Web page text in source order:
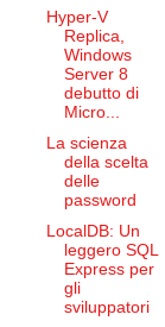
Hyper-V
Replica,
Windows
Server 8
debutto di
Micro...
La scienza
della scelta
delle
password
LocalDB: Un
leggero SQL
Express per
gli
sviluppatori